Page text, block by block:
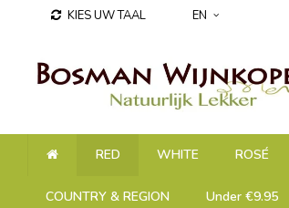
KIES UW TAAL EN
RED WHITE ROSÉ
COUNTRY & REGION Under €9.95